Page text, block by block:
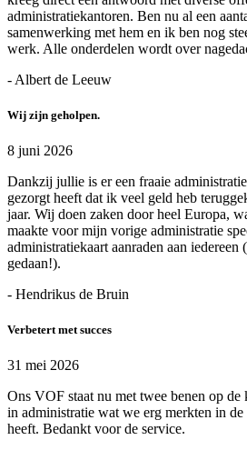
administratiekantoren. Ben nu al een
samenwerking met hem en ik ben nog
werk. Alle onderdelen wordt over
- Albert de Leeuw
Wij zijn geholpen.
8 juni 2026
Dankzij jullie is er een fraaie
gezorgt heeft dat ik veel geld heb
jaar. Wij doen zaken door heel Europa,
maakte voor mijn vorige administratie
administratiekaart aanraden aan iedereen
gedaan!).
- Hendrikus de Bruin
Verbetert met succes
31 mei 2026
Ons VOF staat nu met twee benen op de
in administratie wat we erg merkten in de
heeft. Bedankt voor de service.